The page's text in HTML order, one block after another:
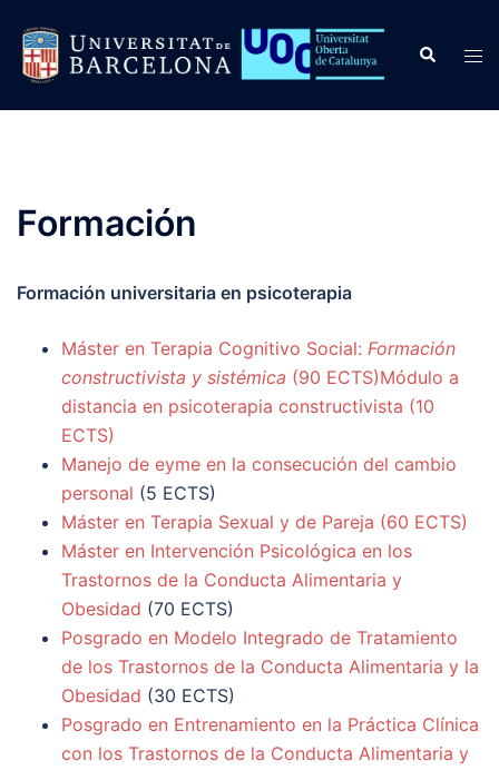
contenido
Buscar
Formación
Formación universitaria en psicoterapia
Máster en Terapia Cognitivo Social: Formación
constructivista y sistémica (90 ECTS)Módulo a
distancia en psicoterapia constructivista (10
ECTS)
Manejo de eyme en la consecución del cambio
personal (5 ECTS)
Máster en Terapia Sexual y de Pareja (60 ECTS)
Máster en Intervención Psicológica en los
Trastornos de la Conducta Alimentaria y
Obesidad (70 ECTS)
Posgrado en Modelo Integrado de Tratamiento
de los Trastornos de la Conducta Alimentaria y la
Obesidad (30 ECTS)
Posgrado en Entrenamiento en la Práctica Clínica
con los Trastornos de la Conducta Alimentaria y